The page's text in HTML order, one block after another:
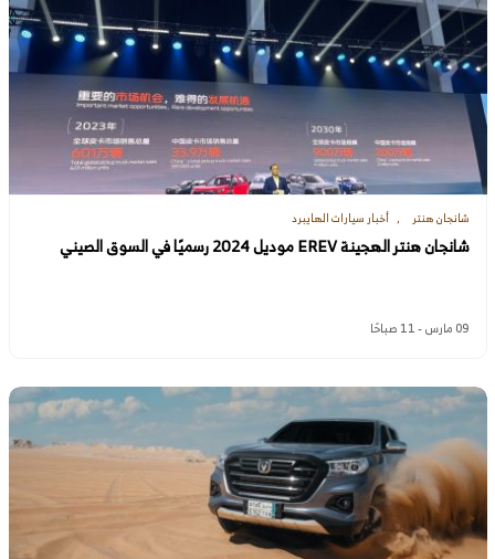
شانجان هنتر أخبار سيارات الهايبرد
شانجان هنتر الهجينة EREV موديل 2024 رسميًا في السوق الصيني
09 مارس - 11 صباحًا